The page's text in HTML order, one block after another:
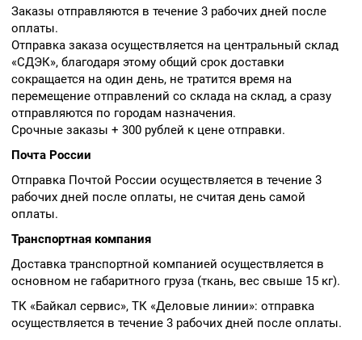
Заказы отправляются в течение 3 рабочих дней после
оплаты.
Отправка заказа осуществляется на центральный склад
«СДЭК», благодаря этому общий срок доставки
сокращается на один день, не тратится время на
перемещение отправлений со склада на склад, а сразу
отправляются по городам назначения.
Срочные заказы + 300 рублей к цене отправки.
Почта России
Отправка Почтой России осуществляется в течение 3
рабочих дней после оплаты, не считая день самой
оплаты.
Транспортная компания
Доставка транспортной компанией осуществляется в
основном не габаритного груза (ткань, вес свыше 15 кг).
ТК «Байкал сервис», ТК «Деловые линии»: отправка
осуществляется в течение 3 рабочих дней после оплаты.